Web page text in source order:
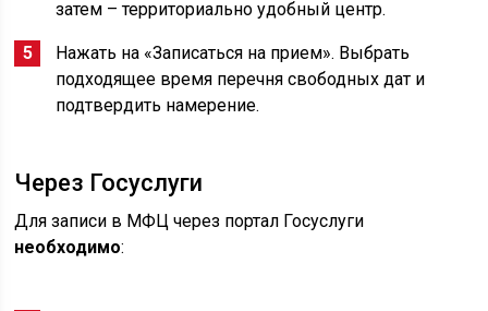
затем – территориально удобный центр.
Нажать на «Записаться на прием». Выбрать
подходящее время перечня свободных дат и
подтвердить намерение.
Через Госуслуги
Для записи в МФЦ через портал Госуслуги
необходимо: